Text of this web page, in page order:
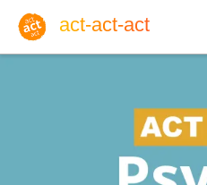
act-act-act
Anmelden